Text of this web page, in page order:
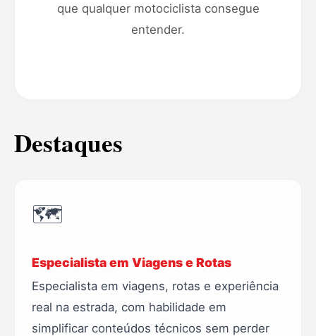
que qualquer motociclista consegue
entender.
Destaques
🗺️
Especialista em Viagens e Rotas
Especialista em viagens, rotas e experiência
real na estrada, com habilidade em
simplificar conteúdos técnicos sem perder